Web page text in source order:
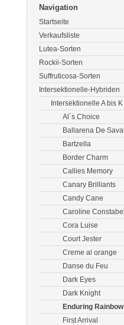
Navigation
Startseite
Verkaufsliste
Lutea-Sorten
Rockii-Sorten
Suffruticosa-Sorten
Intersektionelle-Hybriden
Intersektionelle A bis K
Al´s Choice
Ballarena De Saval
Bartzella
Border Charm
Callies Memory
Canary Brilliants
Candy Cane
Caroline Constabel
Cora Luise
Court Jester
Creme al orange
Danse du Feu
Dark Eyes
Dark Knight
Enduring Rainbow
First Arrival